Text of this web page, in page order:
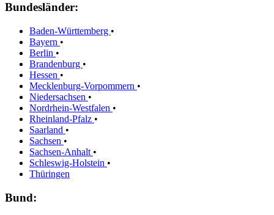
Bundesländer:
Baden-Württemberg •
Bayern •
Berlin •
Brandenburg •
Hessen •
Mecklenburg-Vorpommern •
Niedersachsen •
Nordrhein-Westfalen •
Rheinland-Pfalz •
Saarland •
Sachsen •
Sachsen-Anhalt •
Schleswig-Holstein •
Thüringen
Bund: